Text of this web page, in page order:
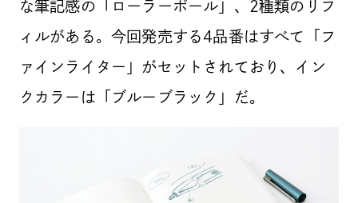
な筆記感の「ローラーボール」、2種類のリフ
ィルがある。今回発売する4品番はすべて「フ
ァインライター」がセットされており、イン
クカラーは「ブルーブラック」だ。